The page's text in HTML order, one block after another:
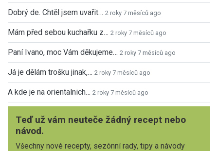
Dobrý de. Chtěl jsem uvařit… 2 roky 7 měsíců ago
Mám před sebou kuchařku z… 2 roky 7 měsíců ago
Paní Ivano, moc Vám děkujeme… 2 roky 7 měsíců ago
Já je dělám trošku jinak,… 2 roky 7 měsíců ago
A kde je na orientalnich… 2 roky 7 měsíců ago
Teď už vám neuteče žádný recept nebo
návod.
Všechny nové recepty, sezónní rady, tipy a návody